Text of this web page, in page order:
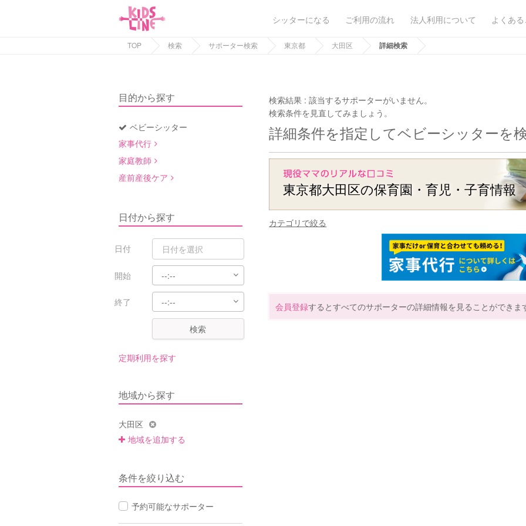
シッターになる ご利用の流れ 法人利用について よくあ
TOP 検索 サポーター検索 東京都 大田区 詳細検索
目的から探す
ベビーシッター
家事代行
家庭教師
産前産後ケア
日付から探す
日付
開始
終了
検索
定期利用を探す
地域から探す
大田区
地域を追加する
条件を絞り込む
予約可能なサポーター
検索結果 :該当するサポーターがいません。
検索条件を見直してみましょう。
詳細条件を指定してベビーシッターを
東京都大田区の保育園・育児・子育情報
カテゴリで絞る
会員登録するとすべてのサポーターの詳細情報を見ることができま